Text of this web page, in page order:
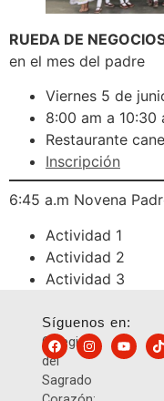
RUEDA DE
en el mes del padre
Viernes 5 de
8:00 am a 10:30
Restaurante
Inscripción
6:45 a.m Novena
Actividad 1
Actividad 2
Actividad 3
Colegio
del
Sagrado
Síguenos en: